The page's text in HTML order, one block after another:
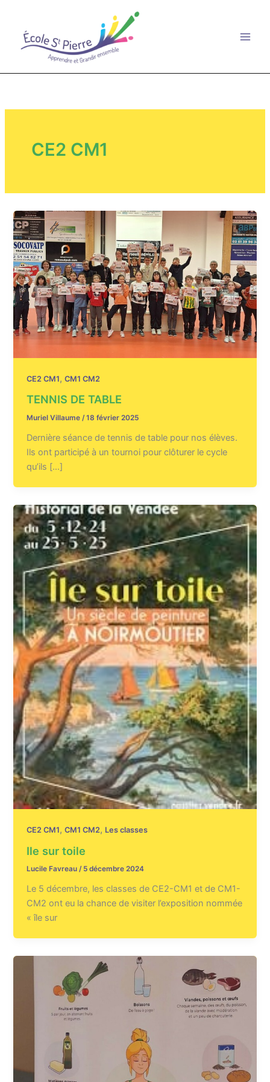
contenu
CE2 CM1
CE2 CM1,CM1 CM2
TENNIS DE TABLE
Muriel Villaume/18 février 2025
Dernière séance de tennis de table pour nos élèves.
Ils ont participé à un tournoi pour clôturer le cycle
qu’ils […]
CE2 CM1,CM1 CM2, Les classes
Ile sur toile
Lucile Favreau/ 5 décembre 2024
Le 5 décembre, les classes de CE2-CM1 et de CM1-
CM2 ont eu la chance de visiter l’exposition nommée
« île sur